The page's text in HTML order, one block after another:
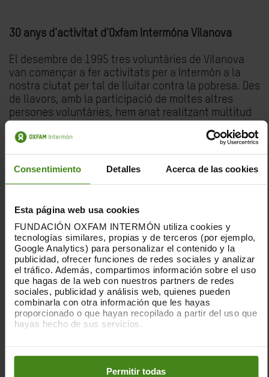
Consentimiento Detalles Acerca de las cookies
Esta página web usa cookies
FUNDACIÓN OXFAM INTERMÓN utiliza cookies y
tecnologías similares, propias y de terceros (por ejemplo,
Google Analytics) para personalizar el contenido y la
publicidad, ofrecer funciones de redes sociales y analizar
el tráfico. Además, compartimos información sobre el uso
que hagas de la web con nuestros partners de redes
sociales, publicidad y análisis web, quienes pueden
combinarla con otra información que les hayas
proporcionado o que hayan recopilado a partir del uso que
hayas hecho de sus servicios.
preferencias accediendo a nuestraPolítica de Cookieso
en los botones facilitados a continuación:
Permitir todas
30 anys d'activitat d'Oxfam Intermóna Vilanova
El desembre de 1995 tres voluntàries de Vilanova
van començar a fer activitats per a Intermón a la
nostra ciutat per tal de lluitar contra la pobresa. Des
de llavors, amb la participació de moltes altres
persones voluntàries, hem anat realitzant multitud
desigualtats socials i econòmiques que perpetuen
la pobresa al món. A més, l'apertura de la botiga de
Comerç Just el 2002 va permetre a la ciutadania una
persones.
Aquesta mostra fotogràfica recull algunes de les
activitats d'aquests 30 anys. Moltes d'elles s'han
anat repetint diverses vegades, algunes cada any.
Serveixin aquestes imatges per recordar i agrair
tants moments d'activisme local i compromís
gratuït.